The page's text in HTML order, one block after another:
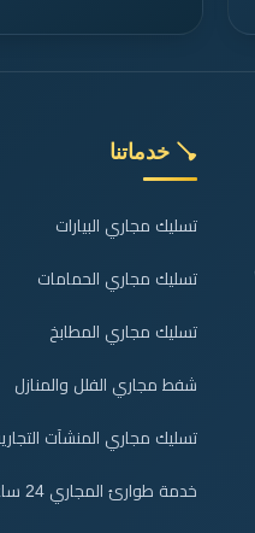
🪠 خدماتنا
تسليك مجاري البيارات
تسليك مجاري الحمامات
تسليك مجاري المطابخ
شفط مجاري الفلل والمنازل
تسليك مجاري المنشآت
خدمة طوارئ المجاري 24 ساعة